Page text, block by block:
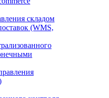
складом
(WMS,